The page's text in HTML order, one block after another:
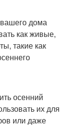
дома
как живые,
такие как
осенний
их для
или даже